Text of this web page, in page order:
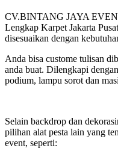
CV.BINTANG JAYA
Lengkap Karpet Jakarta
disesuaikan dengan
Anda bisa custome tulisan
anda buat. Dilengkapi
podium, lampu sorot dan
Selain backdrop dan
pilihan alat pesta lain yang
event, seperti: